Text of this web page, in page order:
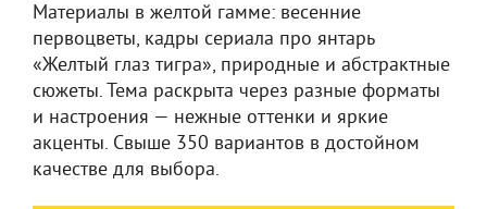
Материалы в желтой гамме: весенние
первоцветы, кадры сериала про янтарь
«Желтый глаз тигра», природные и абстрактные
сюжеты. Тема раскрыта через разные форматы
и настроения — нежные оттенки и яркие
акценты. Свыше 350 вариантов в достойном
качестве для выбора.